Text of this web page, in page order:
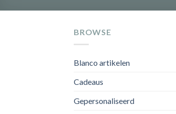
BROWSE
Blanco artikelen
Cadeaus
Gepersonaliseerd